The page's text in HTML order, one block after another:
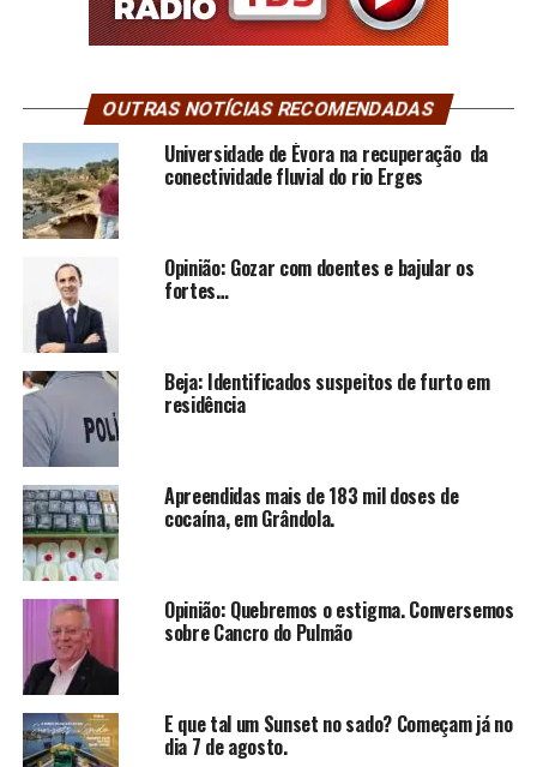
OUTRAS NOTÍCIAS RECOMENDADAS
Universidade de Évora na recuperação da
conectividade fluvial do rio Erges
Opinião: Gozar com doentes e bajular os
fortes…
Beja: Identificados suspeitos de furto em
residência
Apreendidas mais de 183 mil doses de
cocaína, em Grândola.
Opinião: Quebremos o estigma. Conversemos
sobre Cancro do Pulmão
E que tal um Sunset no sado? Começam já no
dia 7 de agosto.